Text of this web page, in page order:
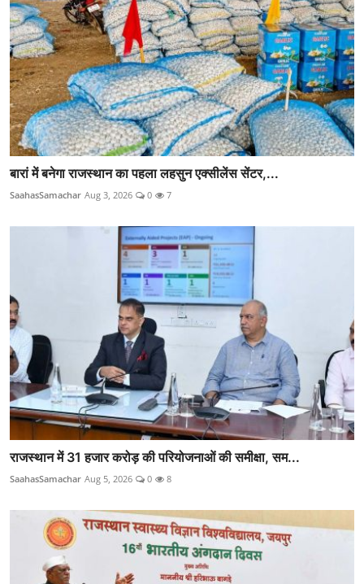
बारां में बनेगा राजस्थान का पहला लहसुन एक्सीलेंस सेंटर,...
SaahasSamachar Aug 3, 2026 0 7
राजस्थान में 31 हजार करोड़ की परियोजनाओं की समीक्षा, सम...
SaahasSamachar Aug 5, 2026 0 8